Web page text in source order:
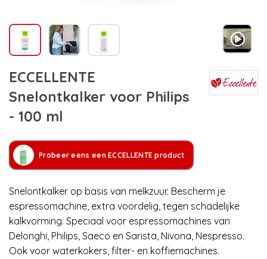
ECCELLENTE
Snelontkalker voor Philips
- 100 ml
Probeer eens een ECCELLENTE product
Snelontkalker op basis van melkzuur. Bescherm je
espressomachine, extra voordelig, tegen schadelijke
kalkvorming. Speciaal voor espressomachines van
Delonghi, Philips, Saeco en Sarista, Nivona, Nespresso.
Ook voor waterkokers, filter- en koffiemachines.